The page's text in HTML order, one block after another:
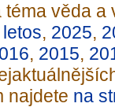
věda
letos, 2025,
, 2015,
najdete na